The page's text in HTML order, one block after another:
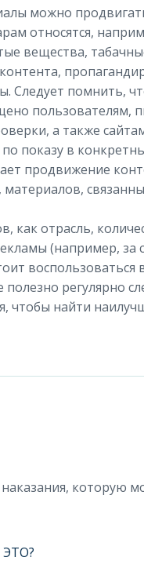
можно
относятся,
вещества,
помнить,
пользователям,
а также
показу в
продвижение
как отрасль,
(например, за
регулярно
чтобы найти
которую